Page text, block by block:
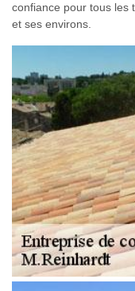
confiance pour tous les
et ses environs.